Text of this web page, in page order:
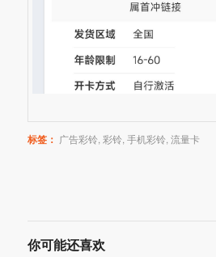
标签： 广告彩铃,彩铃,手机彩铃,流量卡
你可能还喜欢